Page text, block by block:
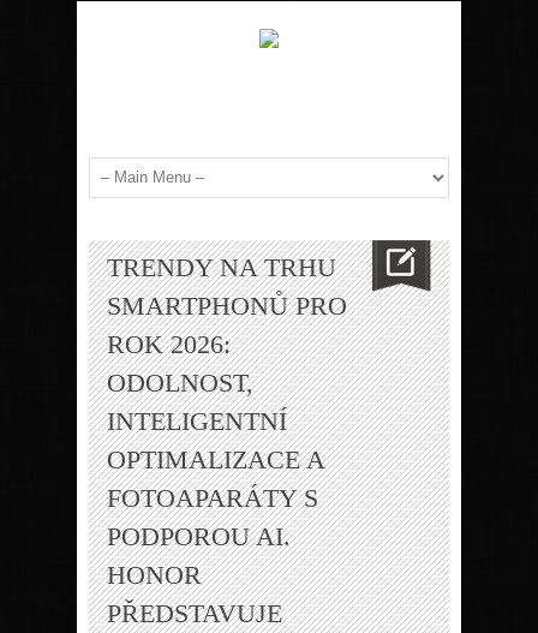
TRENDY NA TRHU
SMARTPHONŮ PRO
ROK 2026:
ODOLNOST,
INTELIGENTNÍ
OPTIMALIZACE A
FOTOAPARÁTY S
PODPOROU AI.
HONOR
PŘEDSTAVUJE